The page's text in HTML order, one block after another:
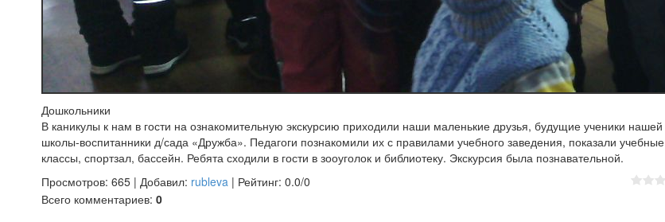
Дошкольники
В каникулы к нам в гости на ознакомительную экскурсию приходили наши маленькие друзья, будущие ученики нашей
школы-воспитанники д/сада «Дружба». Педагоги познакомили их с правилами учебного заведения, показали учебные
классы, спортзал, бассейн. Ребята сходили в гости в зооуголок и библиотеку. Экскурсия была познавательной.
Просмотров: 665 | Добавил: rubleva | Рейтинг: 0.0/0
Всего комментариев: 0